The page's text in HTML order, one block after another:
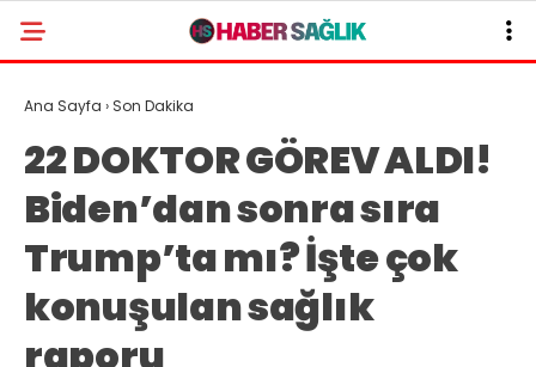
Ana Sayfa › Son Dakika
22 DOKTOR GÖREV ALDI!
Biden’dan sonra sıra
Trump’ta mı? İşte çok
konuşulan sağlık
raporu